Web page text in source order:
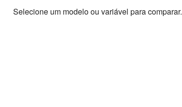
Selecione um modelo ou variável para comparar.